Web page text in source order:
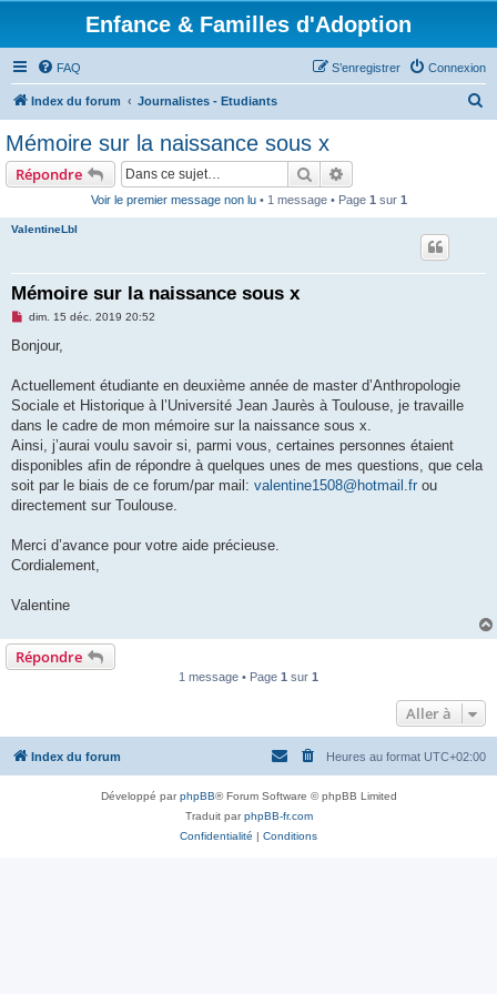
Enfance & Familles d'Adoption
FAQ Connexion
S’enregistrer
Index du forum Journalistes - Etudiants
Mémoire sur la naissance sous x
Répondre Rechercher
Voir le premier message non lu• 1 message • Page 1 sur 1
ValentineLbl
Mémoire sur la naissance sous x
M
s
g
n
o
l
u
dim. 15 déc. 2019 20:52
Bonjour,
Actuellement étudiante en deuxième année de master d’Anthropologie
Sociale et Historique à l’Université Jean Jaurès à Toulouse, je travaille
dans le cadre de mon mémoire sur la naissance sous x.
Ainsi, j’aurai voulu savoir si, parmi vous, certaines personnes étaient
disponibles afin de répondre à quelques unes de mes questions, que cela
soit par le biais de ce forum/par mail: valentine1508@hotmail.fr ou
directement sur Toulouse.
Merci d’avance pour votre aide précieuse.
Cordialement,
Valentine
Répondre
1 message • Page 1 sur 1
Aller à
Index du forum Heures au format UTC+02:00
Développé parphpBB® Forum Software © phpBB Limited
Traduit parphpBB-fr.com
Confidentialité | Conditions